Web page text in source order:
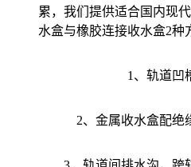
累，我们提供适合国内现
水盒与橡胶连接收水盒2种
1、轨道凹
2、金属收水盒配绝